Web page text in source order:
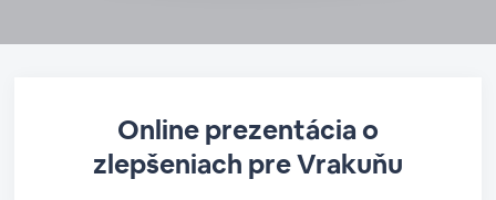
Online prezentácia o
zlepšeniach pre Vrakuňu